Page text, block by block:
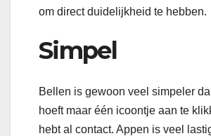
om direct duidelijkheid te hebben.
Simpel
Bellen is gewoon veel simpeler
hoeft maar één icoontje aan te
hebt al contact. Appen is veel